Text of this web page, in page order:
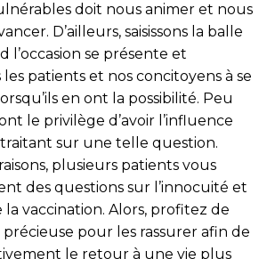
doit nous animer et nous
D’ailleurs, saisissons la balle
l’occasion se présente et
patients et nos concitoyens à se
en ont la possibilité. Peu
le privilège d’avoir l’influence
sur une telle question.
plusieurs patients vous
des questions sur l’innocuité et
la vaccination. Alors, profitez de
pour les rassurer afin de
le retour à une vie plus